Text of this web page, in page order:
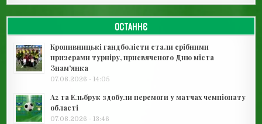
ОСТАННЄ
Кропивницькі гандболісти стали срібними
призерами турніру, присвяченого Дню міста
Знам’янка
07.08.2026 - 14:05
А2 та Ельбрук здобули перемоги у матчах чемпіонату
області
07.08.2026 - 13:46